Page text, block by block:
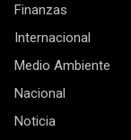
Finanzas
Internacional
Medio Ambiente
Nacional
Noticia